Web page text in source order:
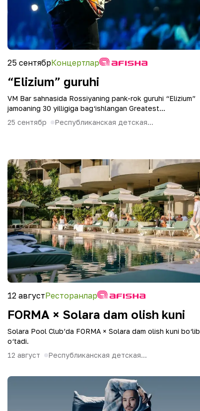
25 сентябрКонцертлар
“Elizium” guruhi
VM Bar sahnasida Rossiyaning pank-rok guruhi “Elizium”
jamoaning 30 yilligiga bag‘ishlangan Greatest...
25 сентябр
Республиканская детская...
12 августРесторанлар
FORMA × Solara dam olish kuni
Solara Pool Club’da FORMA × Solara dam olish kuni bo‘lib
o‘tadi.
12 август
Республиканская детская...